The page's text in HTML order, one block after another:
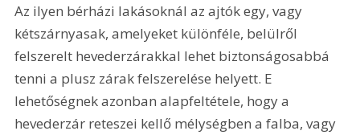
Az ilyen bérházi lakásoknál az ajtók egy, vagy
kétszárnyasak, amelyeket különféle, belülről
felszerelt hevederzárakkal lehet biztonságosabbá
tenni a plusz zárak felszerelése helyett. E
lehetőségnek azonban alapfeltétele, hogy a
hevederzár reteszei kellő mélységben a falba, vagy